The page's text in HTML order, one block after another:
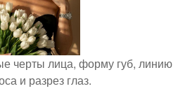
черты лица, форму губ, линию
и разрез глаз.